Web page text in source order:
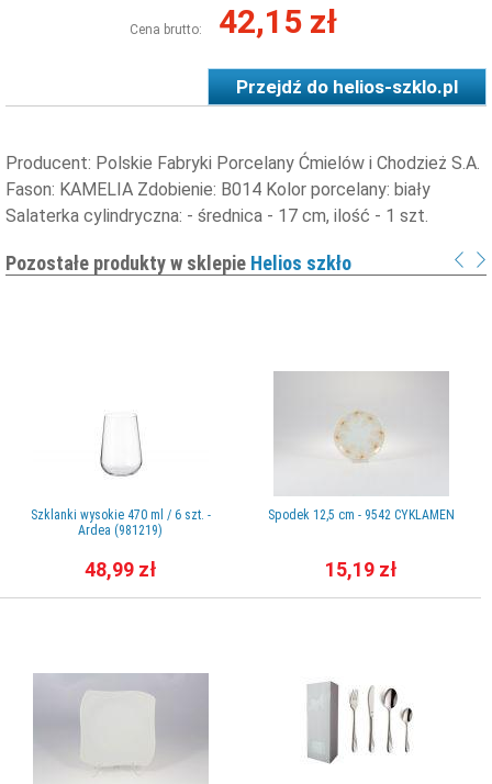
Cena brutto: 42,15 zł
Przejdź dohelios-szklo.pl
Producent: Polskie Fabryki Porcelany Ćmielów i Chodzież S.A.
Fason: KAMELIA Zdobienie: B014 Kolor porcelany: biały
Salaterka cylindryczna: - średnica - 17 cm, ilość - 1 szt.
Pozostałe produkty w sklepie Helios szkło
Szklanki wysokie 470 ml / 6 szt. -
Ardea (981219)
48,99 zł
Spodek 12,5 cm - 9542 CYKLAMEN
15,19 zł